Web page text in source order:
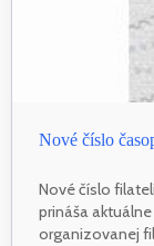
Nové číslo
Nové číslo
prináša
organizovanej